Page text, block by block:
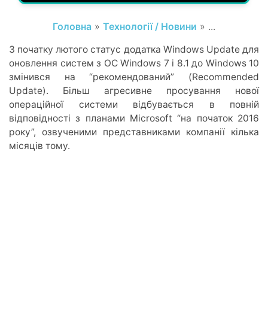
Головна » Технології / Новини » ...
З початку лютого статус додатка Windows Update для
оновлення систем з ОС Windows 7 і 8.1 до Windows 10
змінився на “рекомендований” (Recommended
Update). Більш агресивне просування нової
операційної системи відбувається в повній
відповідності з планами Microsoft “на початок 2016
року”, озвученими представниками компанії кілька
місяців тому.